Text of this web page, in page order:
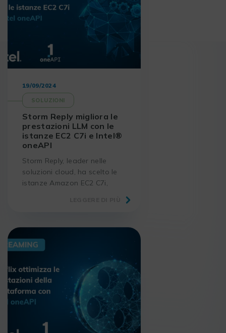
19/09/2024
SOLUZIONI
Storm Reply migliora le
prestazioni LLM con le
istanze EC2 C7i e Intel®
oneAPI
Storm Reply, leader nelle
soluzioni cloud, ha scelto le
istanze Amazon EC2 C7i,
suoi grandi modelli linguistici
(LLM).